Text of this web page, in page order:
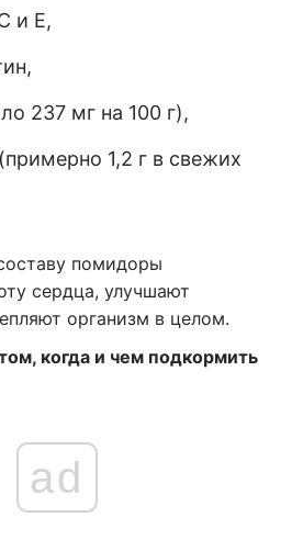
и E,
237 мг на 100 г),
1,2 г в свежих
помидоры
сердца, улучшают
организм в целом.
когда и чем подкормить
ad